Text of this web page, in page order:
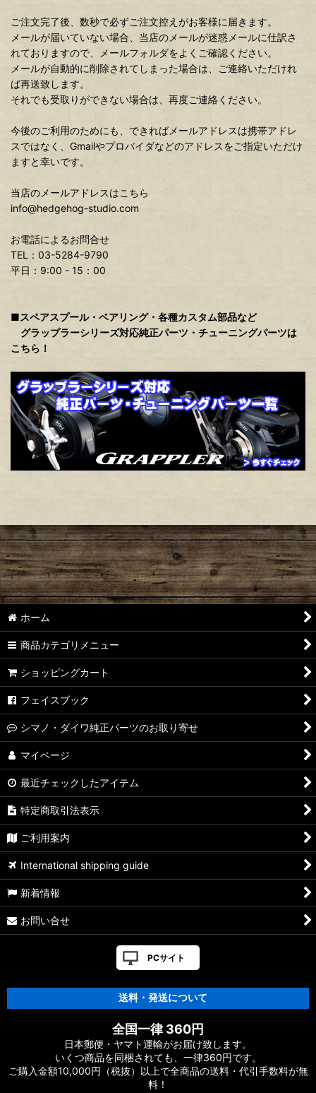
ご注文完了後、数秒で必ずご注文控えがお客様に届きます。
メールが届いていない場合、当店のメールが迷惑メールに仕訳さ
れておりますので、メールフォルダをよくご確認ください。
メールが自動的に削除されてしまった場合は、ご連絡いただけれ
ば再送致します。
それでも受取りができない場合は、再度ご連絡ください。
今後のご利用のためにも、できればメールアドレスは携帯アドレ
スではなく、Gmailやプロバイダなどのアドレスをご指定いただけ
ますと幸いです。
当店のメールアドレスはこちら
info@hedgehog-studio.com
お電話によるお問合せ
TEL：03-5284-9790
平日：9:00 - 15：00
■スペアスプール・ベアリング・各種カスタム部品など
グラップラーシリーズ対応純正パーツ・チューニングパーツは
こちら！
ホーム
商品カテゴリメニュー
ショッピングカート
フェイスブック
シマノ・ダイワ純正パーツのお取り寄せ
マイページ
最近チェックしたアイテム
特定商取引法表示
ご利用案内
International shipping guide
新着情報
お問い合せ
PCサイト
送料・発送について
全国一律 360円
日本郵便・ヤマト運輸がお届け致します。
いくつ商品を同梱されても、一律360円です。
ご購入金額10,000円（税抜）以上で全商品の送料・代引手数料が無
料！